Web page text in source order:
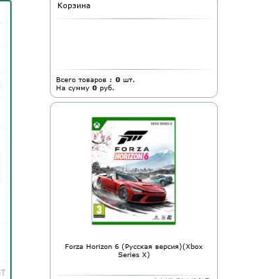
Корзина
Всего товаров : 0 шт.
На сумму 0 руб.
Forza Horizon 6 (Русская версия)(Xbox
Series X)